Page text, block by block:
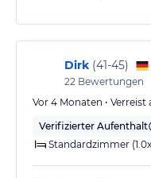
Dirk (41-45)
22 Bewertungen
Vor 4 Monaten •
Verifizierter Aufenthalt
Standardzimmer